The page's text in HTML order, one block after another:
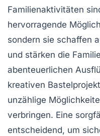
Familienaktivitäten
hervorragende
sondern sie schaffen
und stärken die
abenteuerlichen
kreativen
unzählige
verbringen. Eine
entscheidend, um